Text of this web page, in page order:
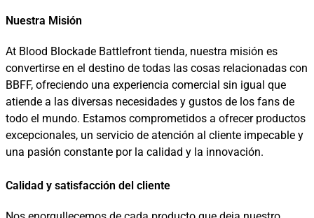
Nuestra Misión
At Blood Blockade Battlefront tienda, nuestra misión es
convertirse en el destino de todas las cosas relacionadas con
BBFF, ofreciendo una experiencia comercial sin igual que
atiende a las diversas necesidades y gustos de los fans de
todo el mundo. Estamos comprometidos a ofrecer productos
excepcionales, un servicio de atención al cliente impecable y
una pasión constante por la calidad y la innovación.
Calidad y satisfacción del cliente